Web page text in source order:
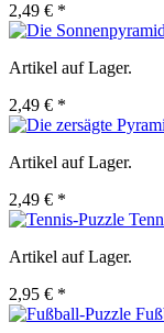
2,49 € *
Artikel auf Lager.
2,49 € *
Artikel auf Lager.
2,49 € *
Artikel auf Lager.
2,95 € *